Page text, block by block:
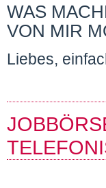
WAS
VON MIR
Liebes,